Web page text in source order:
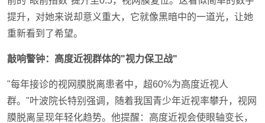
提升，对她来说却意义重大，它就像黑暗中的一道光，让她
重新看到了希望。
敲响警钟：高度近视群体的"视力保卫战"
"每年接诊的视网膜脱离患者中，超60%为高度近视人
群。"叶波院长特别强调，随着我国青少年近视率攀升，视网
膜脱离呈现年轻化趋势。他提醒：高度近视会使眼轴变长，